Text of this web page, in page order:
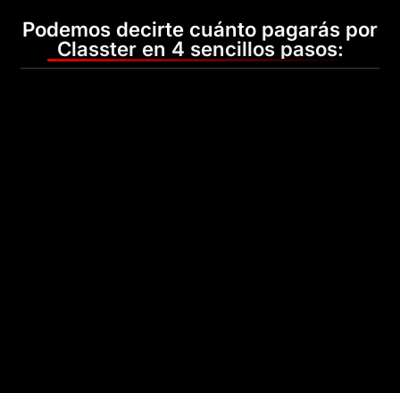
Podemos decirte cuánto pagarás por
Classter en 4 sencillos pasos: